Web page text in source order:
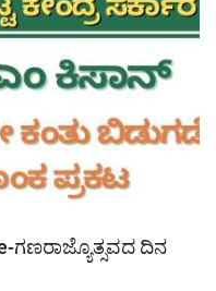
ಗಣರಾಜ್ಯೊತ್ಸವದ ದಿನ